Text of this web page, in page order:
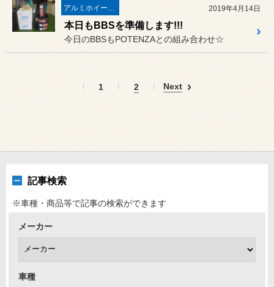
アルミホイール・インチアップ 2019年4月14日
本日もBBSを準備します!!!
今日のBBSもPOTENZAとの組み合わせ☆
1 2 Next
記事検索
※車種・商品等で記事の検索ができます
メーカー
車種